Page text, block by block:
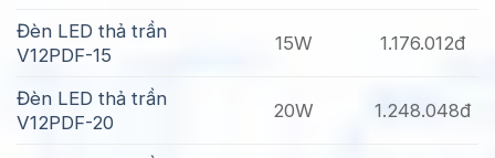
Đèn LED thả trần
V12PDF-15
15W 1.176.012đ
Đèn LED thả trần
V12PDF-20
20W 1.248.048đ